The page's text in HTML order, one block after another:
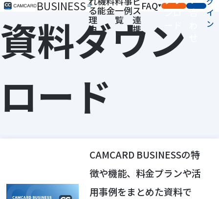
BUSINESS る
理
由
能金一
覧
例ス
連
携
FAQ
ンロ 合
イ
ン
資料ダウン
ロード
CAMCARD BUSINESSの特
徴や機能、料金プランや活
用事例をまとめた資料で